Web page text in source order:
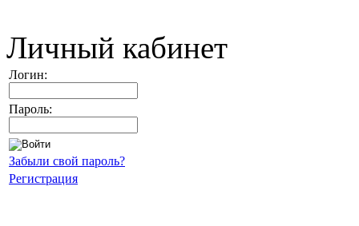
Личный кабинет
Логин:
Пароль:
Забыли свой пароль?
Регистрация